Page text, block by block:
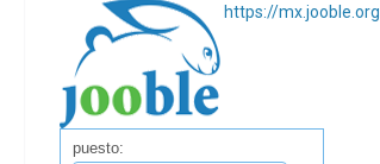
https://mx.jooble.org
puesto: